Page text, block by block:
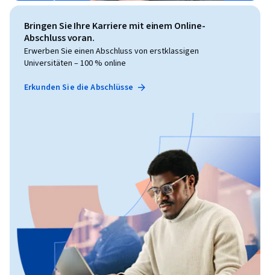
Bringen Sie Ihre Karriere mit einem Online-
Abschluss voran.
Erwerben Sie einen Abschluss von erstklassigen
Universitäten – 100 % online
Erkunden Sie die Abschlüsse